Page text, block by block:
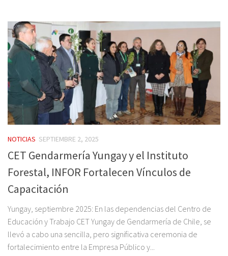
NOTICIAS SEPTIEMBRE 2, 2025
CET Gendarmería Yungay y el Instituto
Forestal, INFOR Fortalecen Vínculos de
Capacitación
Yungay, septiembre 2025: En las dependencias del Centro de
Educación y Trabajo CET Yungay de Gendarmería de Chile, se
llevó a cabo una sencilla, pero significativa ceremonia de
fortalecimiento entre la Empresa Público y...